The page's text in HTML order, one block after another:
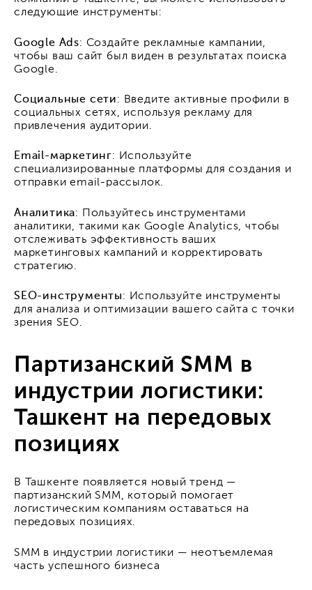
следующие инструменты:
Google Ads: Создайте рекламные кампании,
чтобы ваш сайт был виден в результатах поиска
Google.
Социальные сети: Введите активные профили в
социальных сетях, используя рекламу для
привлечения аудитории.
Email-маркетинг: Используйте
специализированные платформы для создания и
отправки email-рассылок.
Аналитика: Пользуйтесь инструментами
аналитики, такими как Google Analytics, чтобы
отслеживать эффективность ваших
маркетинговых кампаний и корректировать
стратегию.
SEO-инструменты: Используйте инструменты
для анализа и оптимизации вашего сайта с точки
зрения SEO.
Партизанский SMM в
индустрии логистики:
Ташкент на передовых
позициях
В Ташкенте появляется новый тренд —
партизанский SMM, который помогает
логистическим компаниям оставаться на
передовых позициях.
SMM в индустрии логистики — неотъемлемая
часть успешного бизнеса